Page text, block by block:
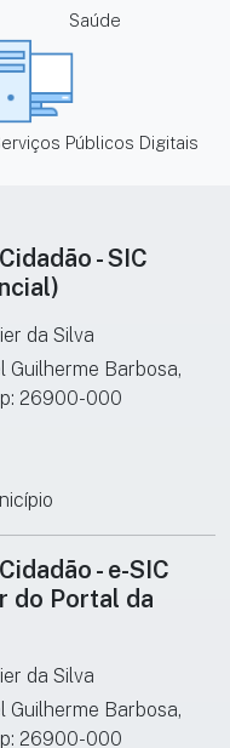
Saúde
Públicos Digitais
e de
- SIC
da Silva
Guilherme Barbosa,
26900-000
- e-SIC
do Portal da
da Silva
Guilherme Barbosa,
26900-000